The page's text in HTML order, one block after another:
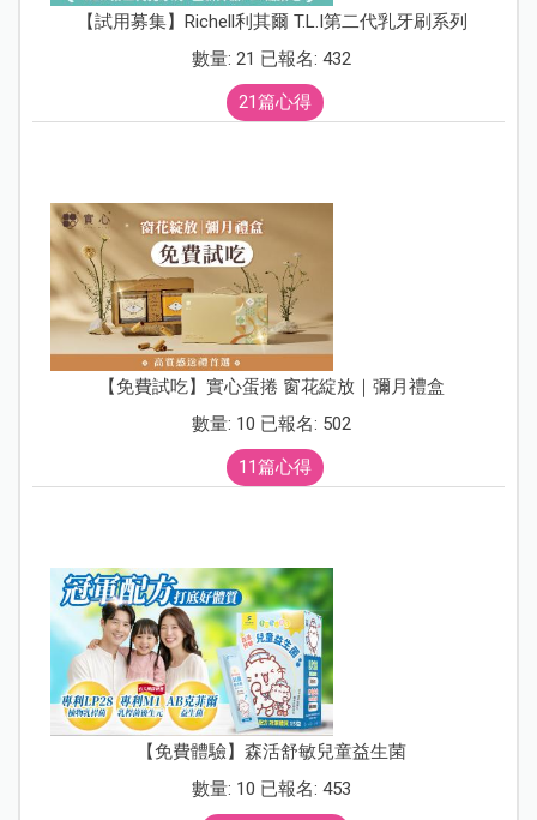
【試用募集】Richell利其爾 T.L.I第二代乳牙刷系列
數量: 21 已報名: 432
21篇心得
【免費試吃】實心蛋捲 窗花綻放｜彌月禮盒
數量: 10 已報名: 502
11篇心得
【免費體驗】森活舒敏兒童益生菌
數量: 10 已報名: 453